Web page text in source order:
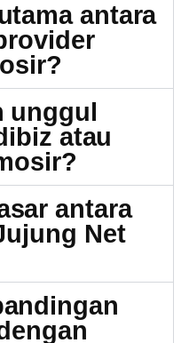
antara
unggul
atau
antara
Net